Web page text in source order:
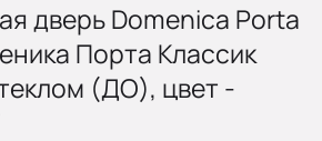
дверь Domenica Porta
Порта Классик
(ДО), цвет -